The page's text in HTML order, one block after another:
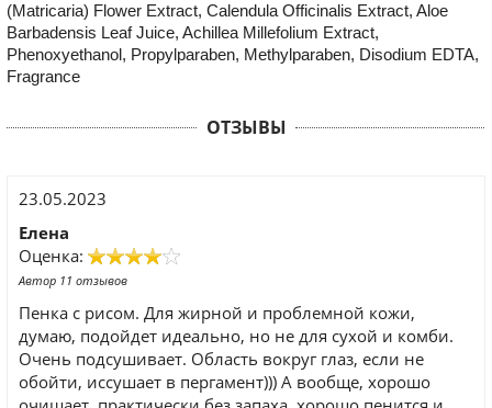
(Matricaria) Flower Extract, Calendula Officinalis Extract, Aloe
Barbadensis Leaf Juice, Achillea Millefolium Extract,
Phenoxyethanol, Propylparaben, Methylparaben, Disodium EDTA,
Fragrance
ОТЗЫВЫ
23.05.2023
Елена
Оценка:
Автор 11 отзывов
Пенка с рисом. Для жирной и проблемной кожи,
думаю, подойдет идеально, но не для сухой и комби.
Очень подсушивает. Область вокруг глаз, если не
обойти, иссушает в пергамент))) А вообще, хорошо